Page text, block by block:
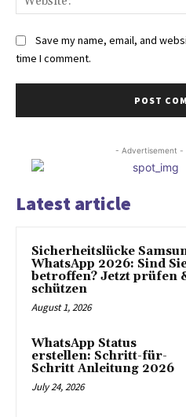
Save my name, email, and
time I comment.
- Advertisement -
Latest article
Sicherheitslücke
WhatsApp 2026: Sind
betroffen? Jetzt prüfen
schützen
August 1, 2026
WhatsApp Status
erstellen: Schritt-für-
Schritt Anleitung 2026
July 24, 2026